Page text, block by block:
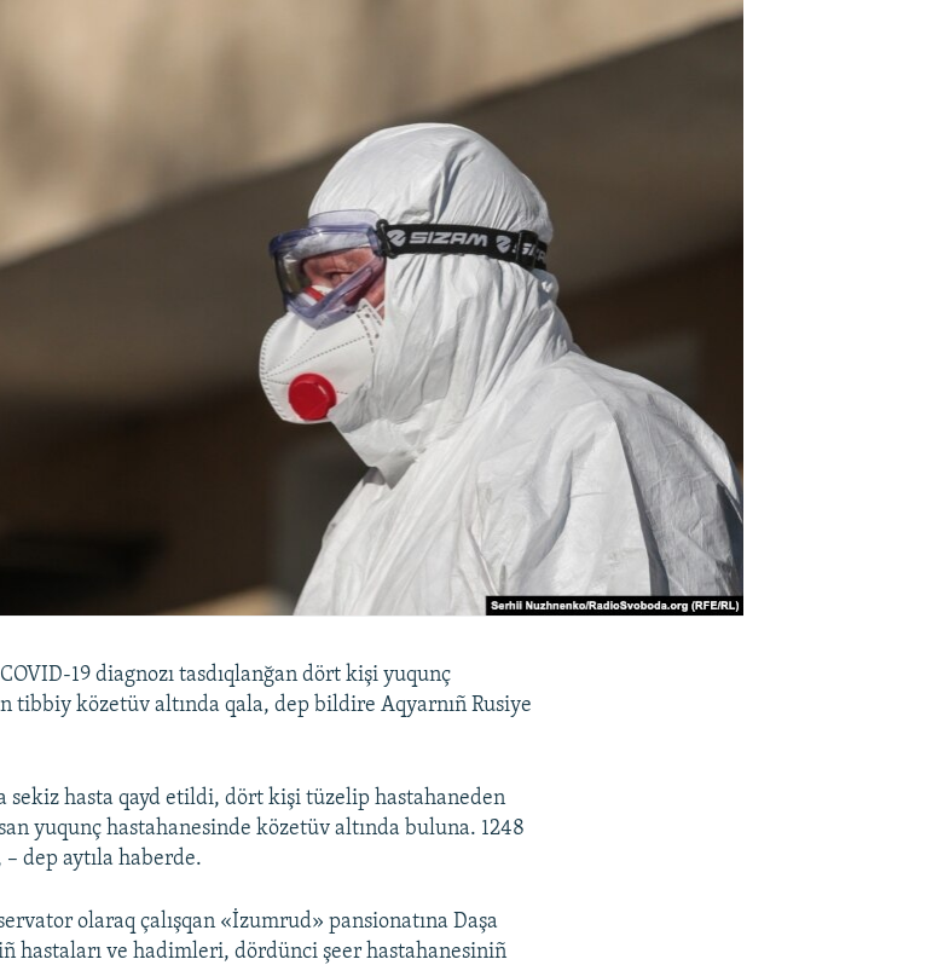
19 diagnozı tasdıqlanğan dört kişi yuqunç
tibbiy közetüv altında qala, dep bildire Aqyarnıñ Rusiye
sekiz hasta qayd etildi, dört kişi tüzelip hastahaneden
yuqunç hastahanesinde közetüv altında buluna. 1248
dep aytıla haberde.
olaraq çalışqan «İzumrud» pansionatına Daşa
hastaları ve hadimleri, dördünci şeer hastahanesiniñ